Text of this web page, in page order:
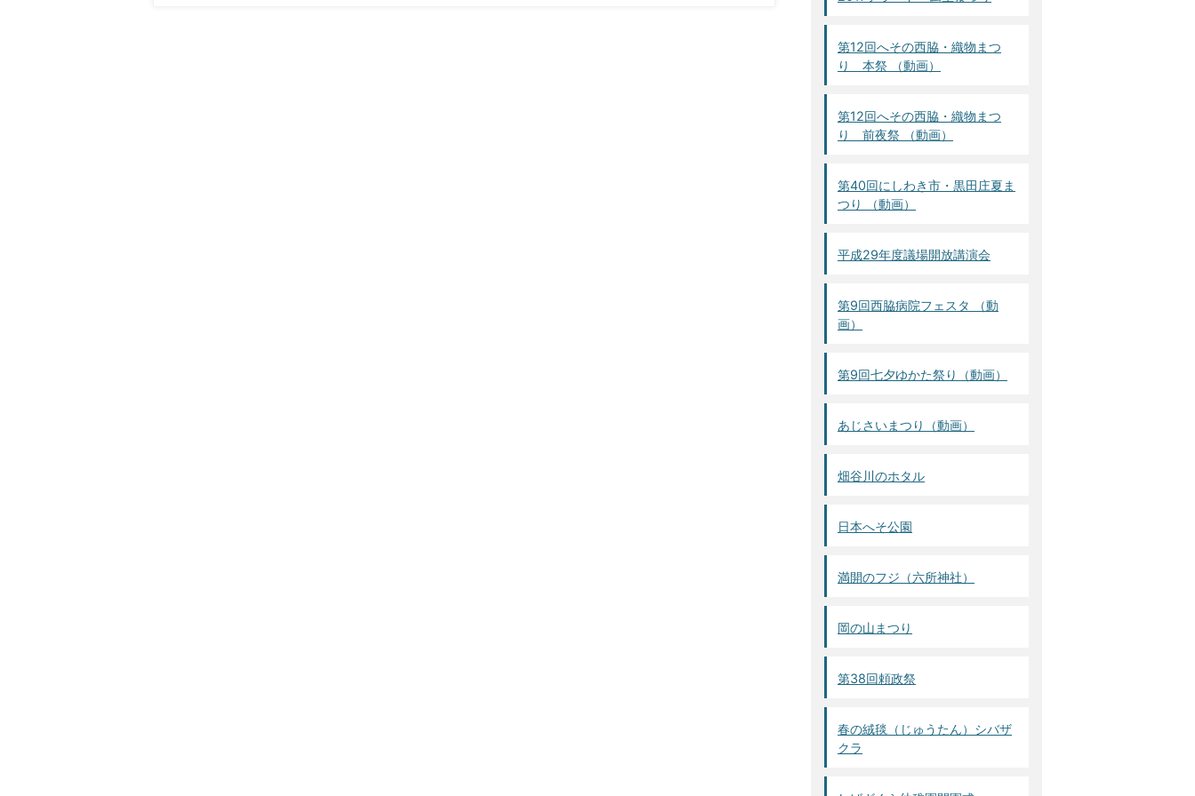
第12回へその西脇・織物まつ
り 本祭 （動画）
第12回へその西脇・織物まつ
り 前夜祭 （動画）
第40回にしわき市・黒田庄夏ま
つり （動画）
平成29年度議場開放講演会
第9回西脇病院フェスタ （動
画）
第9回七夕ゆかた祭り（動画）
あじさいまつり（動画）
畑谷川のホタル
日本へそ公園
満開のフジ（六所神社）
岡の山まつり
第38回頼政祭
春の絨毯（じゅうたん）シバザ
クラ